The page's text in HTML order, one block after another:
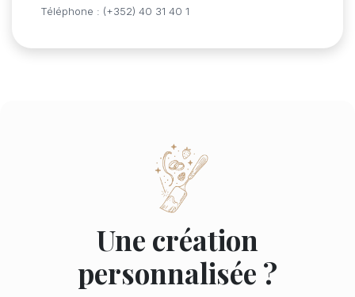
Téléphone : (+352) 40 31 40 1
Une création
personnalisée ?